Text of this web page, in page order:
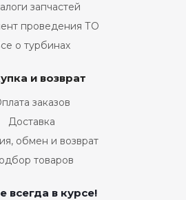
запчастей
проведения ТО
о турбинах
и возврат
заказов
Доставка
обмен и возврат
товаров
всегда в курсе!